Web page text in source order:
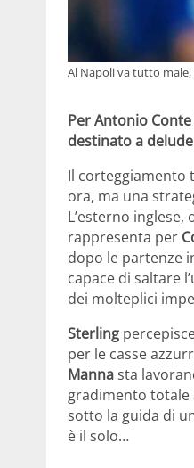
Al Napoli va tutto
Per Antonio
destinato a
Il corteggiamento
ora, ma una
L’esterno
rappresenta per
dopo le partenze
capace di saltare
dei molteplici
Sterling
per le casse
Mannasta
gradimento totale
sotto la guida di
è il solo…